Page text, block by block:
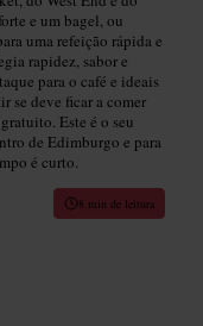
e um bagel, ou
uma refeição rápida e
rapidez, sabor e
para o café e ideais
se deve ficar a comer
Este é o seu
de Edimburgo e para
é curto.
8 min de leitura